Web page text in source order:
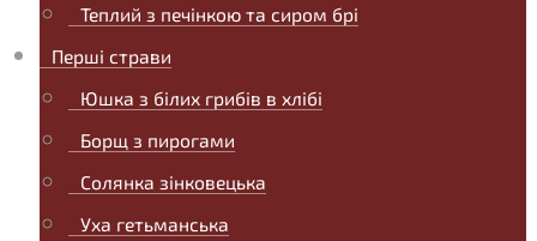
Теплий з печінкою та сиром брі
Перші страви
Юшка з білих грибів в хлібі
Борщ з пирогами
Солянка зінковецька
Уха гетьманська